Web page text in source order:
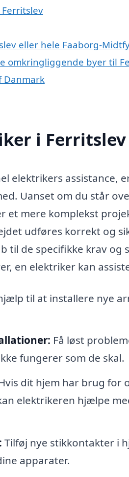
eller hele Faaborg-
omkringliggende byer til
Danmark
i
elektrikers assistance,
Uanset om du står
et mere komplekst
udføres korrekt og
til de specifikke krav
en elektriker kan
til at installere nye
Få løst
fungerer som de skal.
dit hjem har brug for
elektrikeren hjælpe
Tilføj nye stikkontakter i
apparater.